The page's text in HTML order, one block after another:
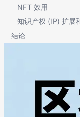
NFT 效用
知识产权 (IP) 扩展
结论